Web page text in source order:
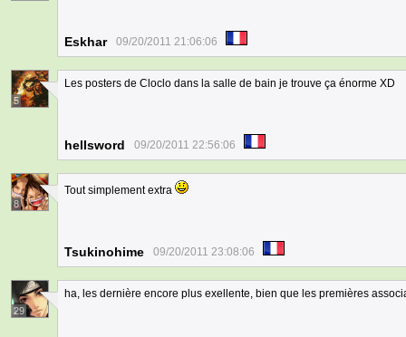
Eskhar 09/20/2011 21:06:06
5
Les posters de Cloclo dans la salle de bain je trouve ça énorme XD
hellsword 09/20/2011 22:56:06
8
Tout simplement extra
Tsukinohime 09/20/2011 23:08:06
29
ha, les dernière encore plus exellente, bien que les premières